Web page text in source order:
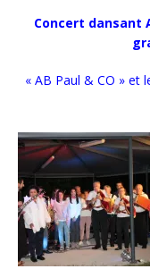
Concert dansant
« AB Paul & CO » et